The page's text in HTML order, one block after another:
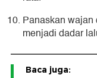
Panaskan
menjadi dadar
Baca juga: